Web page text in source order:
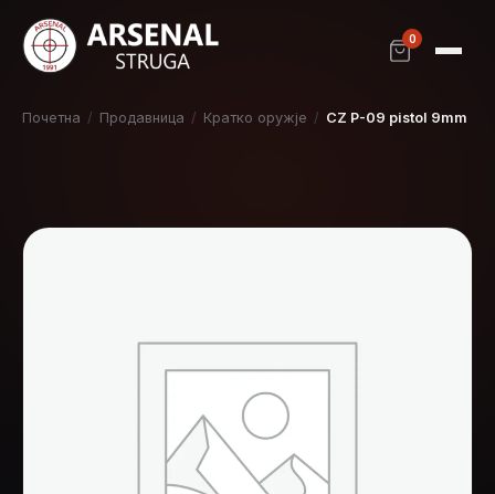
0
Почетна / Продавница / Кратко оружје / CZ P-09 pistol 9mm